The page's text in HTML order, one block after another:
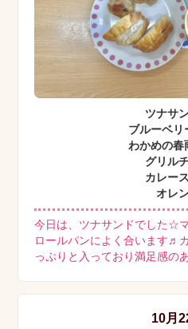
ツナサ
ブルーベリ
わかめの春
グリル
カレー
オレ
今日は、ツナサンドでした☆
ロールパンによく合います♬
っぷりと入っており満足感の
10月